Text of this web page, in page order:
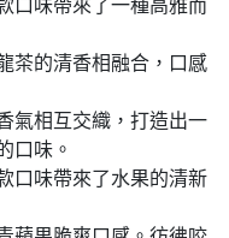
茶的清香相融合，口感
氣相互交織，打造出一
口味。
口味帶來了水果的清新